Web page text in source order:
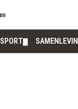
SPORT